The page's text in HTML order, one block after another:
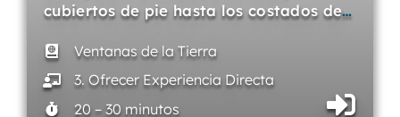
cubiertos de pie hasta los costados de…
Ventanas de la Tierra
3. Ofrecer Experiencia Directa
20 – 30 minutos